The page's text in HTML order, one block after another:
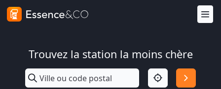
Trouvez la station la moins chère